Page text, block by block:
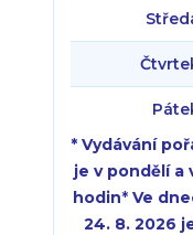
* Vydávání
je v pondělí a
hodin* Ve
24. 8. 2026